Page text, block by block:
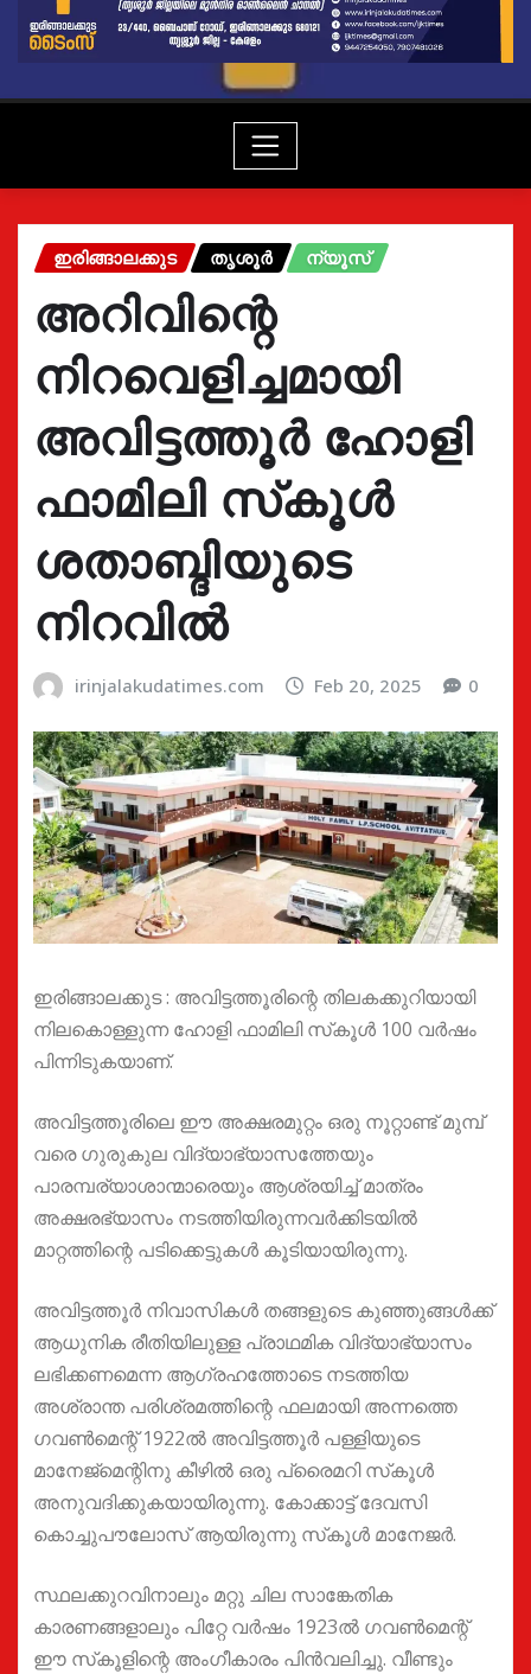
ഇരിങ്ങാലക്കുട തൃശൂർ ന്യൂസ്
അറിവിന്റെ
നിറവെളിച്ചമായി
അവിട്ടത്തൂര്‍ ഹോളി
ഫാമിലി സ്‌കൂൾ
ശതാബ്ദിയുടെ
നിറവില്‍
irinjalakudatimes.com Feb 20, 2025 0
ഇരിങ്ങാലക്കുട : അവിട്ടത്തൂരിന്റെ തിലകക്കുറിയായി
നിലകൊള്ളുന്ന ഹോളി ഫാമിലി സ്‌കൂള്‍ 100 വര്‍ഷം
പിന്നിടുകയാണ്.
അവിട്ടത്തൂരിലെ ഈ അക്ഷരമുറ്റം ഒരു നൂറ്റാണ്ട് മുമ്പ്
വരെ ഗുരുകുല വിദ്യാഭ്യാസത്തേയും
പാരമ്പര്യാശാന്മാരെയും ആശ്രയിച്ച് മാത്രം
അക്ഷരഭ്യാസം നടത്തിയിരുന്നവർക്കിടയിൽ
മാറ്റത്തിന്റെ പടിക്കെട്ടുകൾ കൂടിയായിരുന്നു.
അവിട്ടത്തൂര്‍ നിവാസികള്‍ തങ്ങളുടെ കുഞ്ഞുങ്ങൾക്ക്
ആധുനിക രീതിയിലുള്ള പ്രാഥമിക വിദ്യാഭ്യാസം
ലഭിക്കണമെന്ന ആഗ്രഹത്തോടെ നടത്തിയ
അശ്രാന്ത പരിശ്രമത്തിന്റെ ഫലമായി അന്നത്തെ
ഗവണ്‍മെന്റ് 1922ല്‍ അവിട്ടത്തൂര്‍ പള്ളിയുടെ
മാനേജ്‌മെന്റിനു കീഴില്‍ ഒരു പ്രൈമറി സ്‌കൂള്‍
അനുവദിക്കുകയായിരുന്നു. കോക്കാട്ട് ദേവസി
കൊച്ചുപൗലോസ് ആയിരുന്നു സ്‌കൂള്‍ മാനേജര്‍.
സ്ഥലക്കുറവിനാലും മറ്റു ചില സാങ്കേതിക
കാരണങ്ങളാലും പിറ്റേ വര്‍ഷം 1923ല്‍ ഗവണ്‍മെന്റ്
ഈ സ്‌കൂളിന്റെ അംഗീകാരം പിന്‍വലിച്ചു. വീണ്ടും